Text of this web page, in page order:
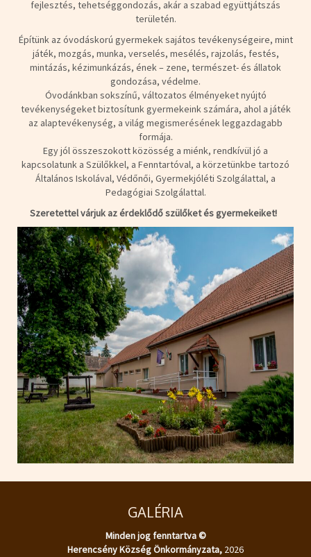
fejlesztés, tehetséggondozás, akár a szabad együttjátszás
területén.
Építünk az óvodáskorú gyermekek sajátos tevékenységeire, mint
játék, mozgás, munka, verselés, mesélés, rajzolás, festés,
mintázás, kézimunkázás, ének – zene, természet- és állatok
gondozása, védelme.
Óvodánkban sokszínű, változatos élményeket nyújtó
tevékenységeket biztosítunk gyermekeink számára, ahol a játék
az alaptevékenység, a világ megismerésének leggazdagabb
formája.
Egy jól összeszokott közösség a miénk, rendkívül jó a
kapcsolatunk a Szülőkkel, a Fenntartóval, a körzetünkbe tartozó
Általános Iskolával, Védőnői, Gyermekjóléti Szolgálattal, a
Pedagógiai Szolgálattal.
Szeretettel várjuk az érdeklődő szülőket és gyermekeiket!
GALÉRIA
Minden jog fenntartva ©
Herencsény Község Önkormányzata, 2026